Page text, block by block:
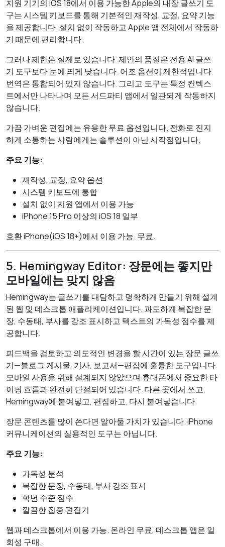
지원 기기의 iOS 18에서 이용 가능한 Apple의 내장 글쓰기 도
구는 시스템 키보드를 통해 기본적인 재작성, 교정, 요약 기능
을 제공합니다. 설치 없이 작동하고 Apple 앱 전체에서 작동하
기 때문에 편리합니다.
그러나 제한은 실제로 있습니다. 제안의 품질은 전용 AI 글쓰
기 도구보다 눈에 띄게 낮습니다. 어조 옵션이 제한적입니다.
번역은 통합되어 있지 않습니다. 그리고 도구는 특정 컨텍스
트에서만 나타나며 모든 서드파티 앱에서 일관되게 작동하지
않습니다.
가끔 가벼운 편집에는 유용한 무료 옵션입니다. 전화로 진지
하게 소통하는 사람에게는 솔루션이 아닌 시작점입니다.
주요 기능:
재작성, 교정, 요약 옵션
시스템 키보드에 통합
설치 없이 지원 앱에서 이용 가능
iPhone 15 Pro 이상의 iOS 18 일부
호환 iPhone(iOS 18+)에서 이용 가능. 무료.
5. Hemingway Editor: 장문에는 좋지만
모바일에는 맞지 않음
Hemingway는 글쓰기를 대담하고 명확하게 만들기 위해 설계
된 웹 및 데스크톱 애플리케이션입니다. 과도하게 복잡한 문
장, 수동태, 부사를 강조 표시하고 텍스트의 가독성 점수를 제
공합니다.
피드백을 검토하고 의도적인 변경을 할 시간이 있는 장문 글쓰
기—블로그 게시물, 기사, 보고서—편집에 훌륭한 도구입니다.
모바일 사용을 위해 설계되지 않았으며 휴대폰에서 중요한 타
이핑 흐름과 완전히 단절되어 있습니다. 다른 곳에서 쓰고,
Hemingway에 붙여넣고, 편집하고, 다시 붙여넣습니다.
장문 콘텐츠를 많이 쓴다면 알아둘 가치가 있습니다. iPhone
커뮤니케이션의 실용적인 도구는 아닙니다.
주요 기능:
가독성 분석
복잡한 문장, 수동태, 부사 강조 표시
학년 수준 점수
깔끔한 집중 편집기
웹과 데스크톱에서 이용 가능. 온라인 무료, 데스크톱 앱은 일
회성 구매.